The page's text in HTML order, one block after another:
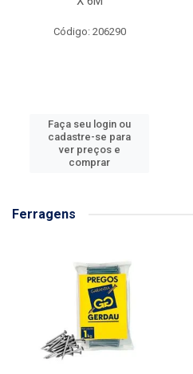
Código: 206290
Faça seu login ou
cadastre-se para
ver preços e
comprar
Ferragens